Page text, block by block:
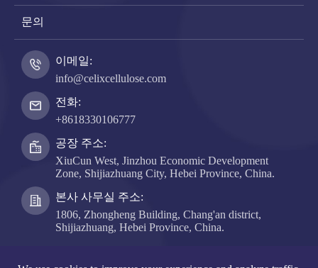
문의
이메일:
info@celixcellulose.com
전화:
+8618330106777
공장 주소:
XiuCun West, Jinzhou Economic Development
Zone, Shijiazhuang City, Hebei Province, China.
본사 사무실 주소:
1806, Zhongheng Building, Chang'an district,
Shijiazhuang, Hebei Province, China.